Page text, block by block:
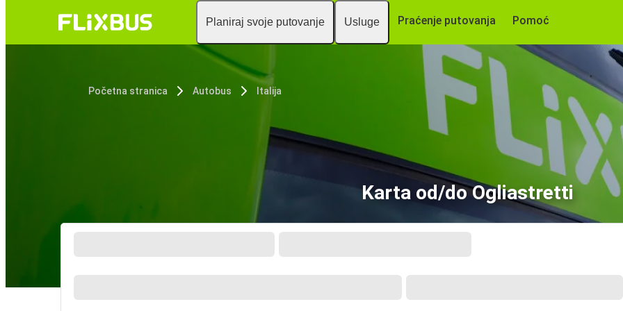
Planiraj svoje putovanje Usluge Praćenje putovanja Pomoć
Početna stranica Autobus Italija
Karta od/do Ogliastretti